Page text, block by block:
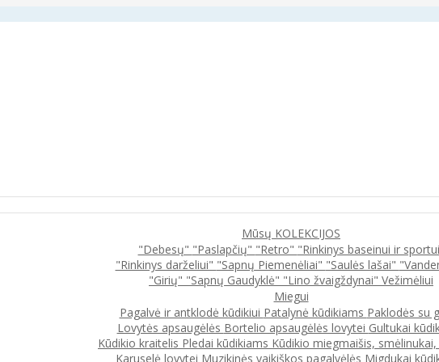
Mūsų KOLEKCIJOS
"Debesų" "Paslapčių" "Retro" "Rinkinys baseinui ir
"Rinkinys darželiui" "Sapnų Piemenėliai" "Saulės lašai"
"Girių" "Sapnų Gaudyklė" "Lino žvaigždynai" Vežimėliui
Miegui
Pagalvė ir antklodė kūdikiui Patalynė kūdikiams Paklodės su
Lovytės apsaugėlės Bortelio apsaugėlės lovytei Gultukai
Kūdikio kraitelis Pledai kūdikiams Kūdikio miegmaišis,
Karuselė lovytei Muzikinės vaikiškos pagalvėlės Migdukai